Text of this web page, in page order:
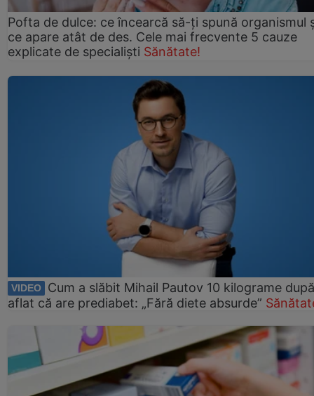
Pofta de dulce: ce încearcă să-ți spună organismul
ce apare atât de des. Cele mai frecvente 5 cauze
explicate de specialiști Sănătate!
VIDEO
Cum a slăbit Mihail Pautov 10 kilograme
aflat că are prediabet: „Fără diete absurde”